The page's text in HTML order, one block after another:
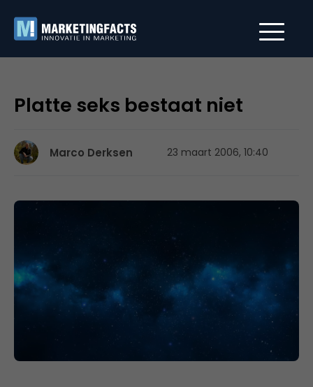
Platte seks bestaat niet
Marco Derksen 23 maart 2006, 10:40